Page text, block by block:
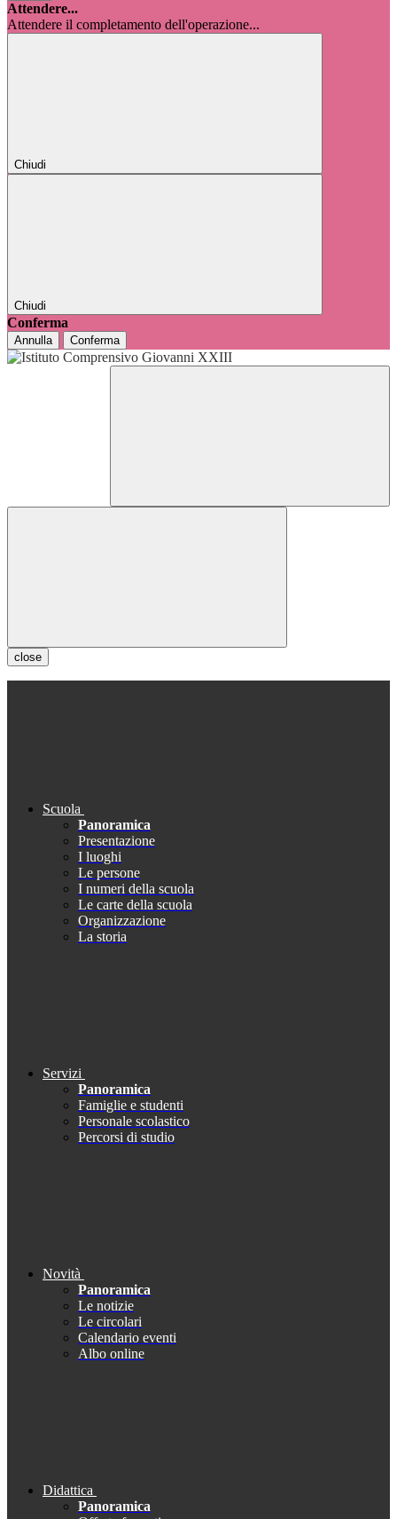
Attendere...
Attendere il completamento dell'operazione...
Chiudi
Chiudi
Conferma
Annulla Conferma
close
Scuola
Panoramica
Presentazione
I luoghi
Le persone
I numeri della scuola
Le carte della scuola
Organizzazione
La storia
Servizi
Panoramica
Famiglie e studenti
Personale scolastico
Percorsi di studio
Novità
Panoramica
Le notizie
Le circolari
Calendario eventi
Albo online
Didattica
Panoramica